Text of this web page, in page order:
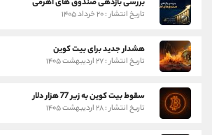
تاریخ انتشار : ۲۰ خرداد ۱۴۰۵
هشدار جدید برای بیت کوین
تاریخ انتشار : ۲۷ اردیبهشت ۱۴۰۵
سقوط بیت کوین به زیر 77 هزار دلار
تاریخ انتشار : ۲۸ اردیبهشت ۱۴۰۵